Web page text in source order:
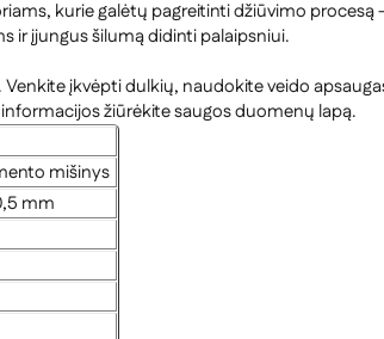
kurie galėtų pagreitinti džiūvimo
ir įjungus šilumą didinti palaipsniui.
įkvėpti dulkių, naudokite veido
žiūrėkite saugos duomenų lapą.
mišinys
mm